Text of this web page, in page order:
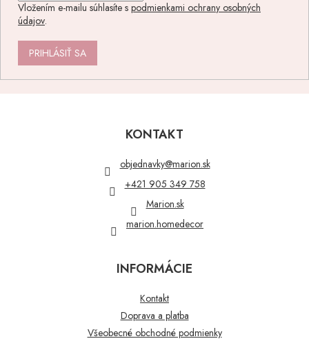
Vložením e-mailu súhlasíte s podmienkami ochrany osobných
údajov.
PRIHLÁSIŤ SA
KONTAKT
objednavky@marion.sk
+421 905 349 758
Marion.sk
marion.homedecor
INFORMÁCIE
Kontakt
Doprava a platba
Všeobecné obchodné podmienky